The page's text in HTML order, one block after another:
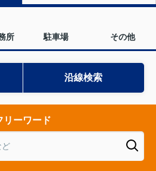
所 駐車場 その他
沿線検索
リーワード